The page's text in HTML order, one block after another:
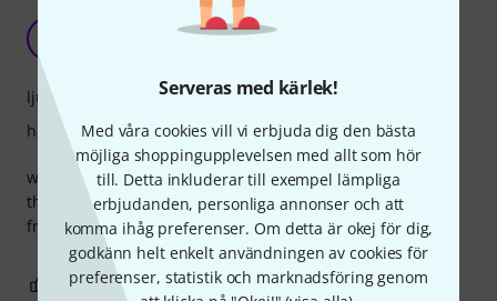
Serveras med kärlek!
Med våra cookies vill vi erbjuda dig den bästa
möjliga shoppingupplevelsen med allt som hör
till. Detta inkluderar till exempel lämpliga
erbjudanden, personliga annonser och att
komma ihåg preferenser. Om detta är okej för dig,
godkänn helt enkelt användningen av cookies för
preferenser, statistik och marknadsföring genom
how to eat your music? :)
well... feed your music appetite with the best fake dessert
that will make you go to the supermarket and refill your
fruit stock :) sweet sounds :)
ljud
hantverkskvalitet
0 ANMÄL RECENSION